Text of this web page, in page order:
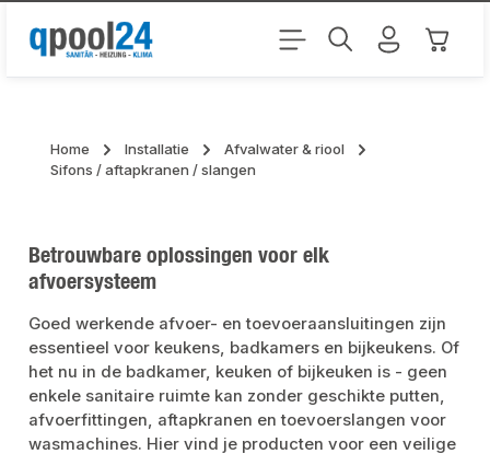
Ga naar de hoofdinhoud
Home Installatie
Afvalwater & riool
Sifons / aftapkranen / slangen
Betrouwbare oplossingen voor elk
afvoersysteem
Goed werkende afvoer- en toevoeraansluitingen zijn
essentieel voor keukens, badkamers en bijkeukens. Of
het nu in de badkamer, keuken of bijkeuken is - geen
enkele sanitaire ruimte kan zonder geschikte putten,
afvoerfittingen, aftapkranen en toevoerslangen voor
wasmachines. Hier vind je producten voor een veilige